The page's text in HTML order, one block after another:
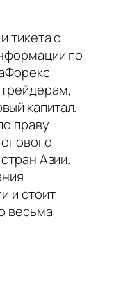
тикета с
по
капитал.
праву
Азии.
и стоит
весьма